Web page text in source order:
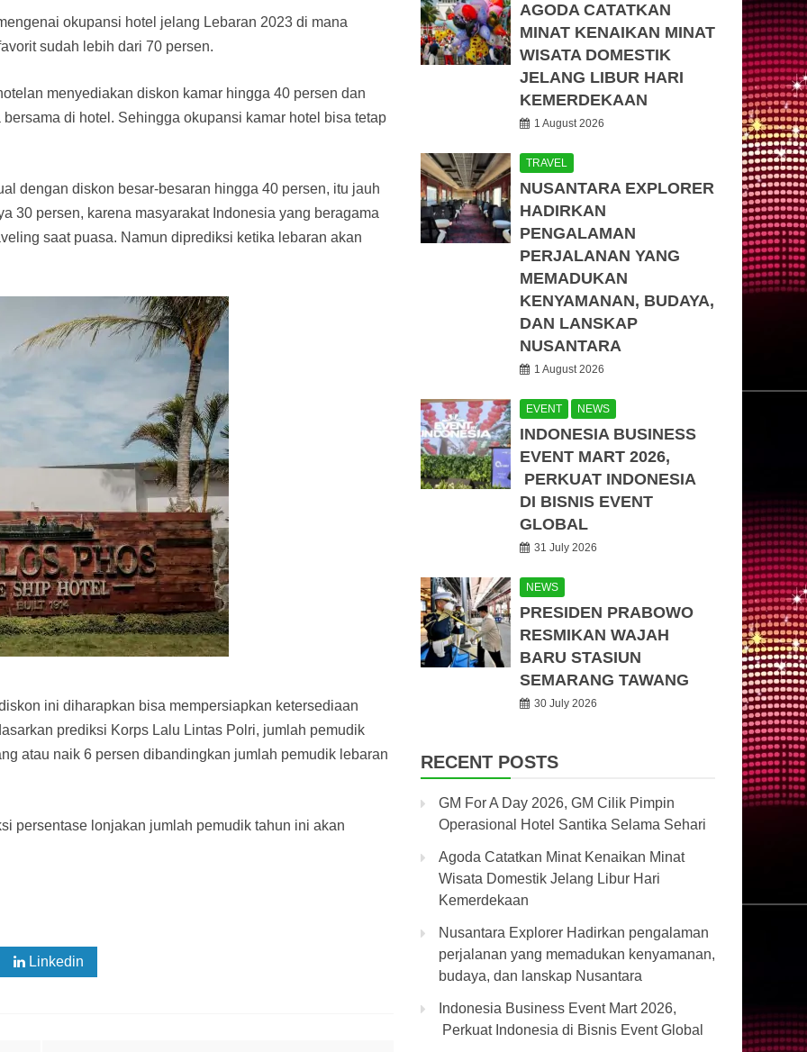
okupansi hotel jelang Lebaran 2023 di mana
sudah lebih dari 70 persen.
menyediakan diskon kamar hingga 40 persen dan
di hotel. Sehingga okupansi kamar hotel bisa tetap
dengan diskon besar-besaran hingga 40 persen, itu jauh
30 persen, karena masyarakat Indonesia yang beragama
saat puasa. Namun diprediksi ketika lebaran akan
ini diharapkan bisa mempersiapkan ketersediaan
prediksi Korps Lalu Lintas Polri, jumlah pemudik
atau naik 6 persen dibandingkan jumlah pemudik lebaran
persentase lonjakan jumlah pemudik tahun ini akan
Linkedin
AGODA CATATKAN
MINAT KENAIKAN MINAT
WISATA DOMESTIK
JELANG LIBUR HARI
KEMERDEKAAN
1 August 2026
TRAVEL
NUSANTARA EXPLORER
HADIRKAN
PENGALAMAN
PERJALANAN YANG
MEMADUKAN
KENYAMANAN, BUDAYA,
DAN LANSKAP
NUSANTARA
1 August 2026
EVENT NEWS
INDONESIA BUSINESS
EVENT MART 2026,
PERKUAT INDONESIA
DI BISNIS EVENT
GLOBAL
31 July 2026
NEWS
PRESIDEN PRABOWO
RESMIKAN WAJAH
BARU STASIUN
SEMARANG TAWANG
30 July 2026
RECENT POSTS
GM For A Day 2026, GM Cilik Pimpin
Operasional Hotel Santika Selama Sehari
Agoda Catatkan Minat Kenaikan Minat
Wisata Domestik Jelang Libur Hari
Kemerdekaan
Nusantara Explorer Hadirkan pengalaman
perjalanan yang memadukan kenyamanan,
budaya, dan lanskap Nusantara
Indonesia Business Event Mart 2026,
Perkuat Indonesia di Bisnis Event Global